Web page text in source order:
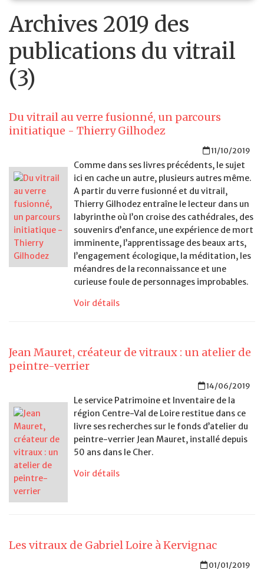
Archives 2019 des
publications du vitrail
(3)
Du vitrail au verre fusionné, un parcours
initiatique - Thierry Gilhodez
11/10/2019
Comme dans ses livres précédents, le sujet
ici en cache un autre, plusieurs autres même.
A partir du verre fusionné et du vitrail,
Thierry Gilhodez entraîne le lecteur dans un
labyrinthe où l’on croise des cathédrales, des
souvenirs d’enfance, une expérience de mort
imminente, l’apprentissage des beaux arts,
l’engagement écologique, la méditation, les
méandres de la reconnaissance et une
curieuse foule de personnages improbables.
Voir détails
Jean Mauret, créateur de vitraux : un atelier de
peintre-verrier
14/06/2019
Le service Patrimoine et Inventaire de la
région Centre-Val de Loire restitue dans ce
livre ses recherches sur le fonds d’atelier du
peintre-verrier Jean Mauret, installé depuis
50 ans dans le Cher.
Voir détails
Les vitraux de Gabriel Loire à Kervignac
01/01/2019